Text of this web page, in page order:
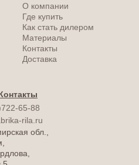
О компании
Где купить
Как стать дилером
Материалы
Контакты
Доставка
65-88
rila.ru
обл.,